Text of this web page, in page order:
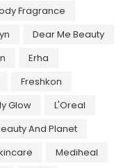
Fragrance
Dear Me Beauty
Erha
Freshkon
Glow
L'Oreal
And Planet
Mediheal